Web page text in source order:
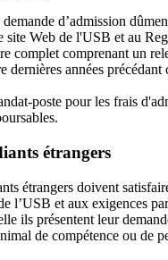
d’admission
site Web de l'USB et au
complet comprenant un
dernières années précédant
poste pour les frais
étrangers
étrangers doivent
l’USB et aux exigences
ils présentent leur
de compétence ou de